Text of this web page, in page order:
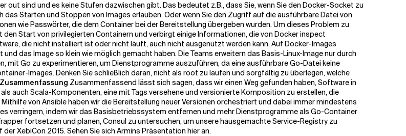
out sind und es keine Stufen dazwischen gibt. Das bedeutet z.B., dass Sie, wenn Sie den Docker-Socket zu
Starten und Stoppen von Images erlauben. Oder wenn Sie den Zugriff auf die ausführbare Datei von
wie Passwörter, die dem Container bei der Bereitstellung übergeben wurden. Um dieses Problem zu
Start von privilegierten Containern und verbirgt einige Informationen, die von Docker inspect
die nicht installiert ist oder nicht läuft, auch nicht ausgenutzt werden kann. Auf Docker-Images
das Image so klein wie möglich gemacht haben. Die Teams erweitern das Basis-Linux-Image nur durch
mit Go zu experimentieren, um Dienstprogramme auszuführen, da eine ausführbare Go-Datei keine
Images. Denken Sie schließlich daran, nicht als root zu laufen und sorgfältig zu überlegen, welche
Zusammenfassung Zusammenfassend lässt sich sagen, dass wir einen Weg gefunden haben, Software in
auch Scala-Komponenten, eine mit Tags versehene und versionierte Komposition zu erstellen, die
von Ansible haben wir die Bereitstellung neuer Versionen orchestriert und dabei immer mindestens
verringern, indem wir das Basisbetriebssystem entfernen und mehr Dienstprogramme als Go-Container
fortsetzen und planen, Consul zu untersuchen, um unsere hausgemachte Service-Registry zu
XebiCon 2015. Sehen Sie sich Armins Präsentation hier an.